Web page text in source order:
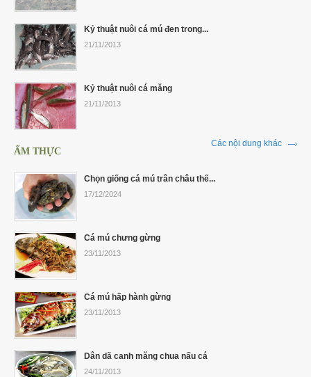
Kỷ thuật nuôi cá mú đen trong...
21/11/2013
Kỷ thuật nuôi cá măng
21/11/2013
Các nội dung khác
ẨM THỰC
Chọn giống cá mú trân châu thế...
17/12/2024
Cá mú chưng gừng
23/11/2013
Cá mú hấp hành gừng
23/11/2013
Dân dã canh măng chua nấu cá
24/11/2013